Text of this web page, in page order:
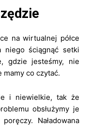
na wirtualnej półce
niego ściągnąć setki
gdzie jesteśmy, nie
co czytać.
i niewielkie, tak że
obsłużymy je
Naładowana